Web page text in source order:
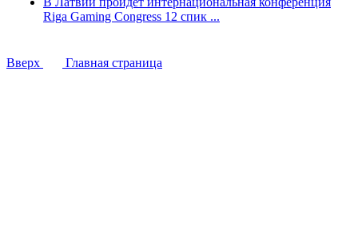
Riga Gaming Congress 12 спик ...
Вверх Главная страница